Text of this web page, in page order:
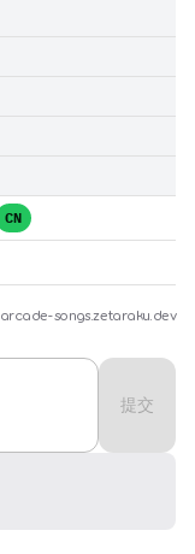
CN
arcade-songs.zetaraku.dev
提交